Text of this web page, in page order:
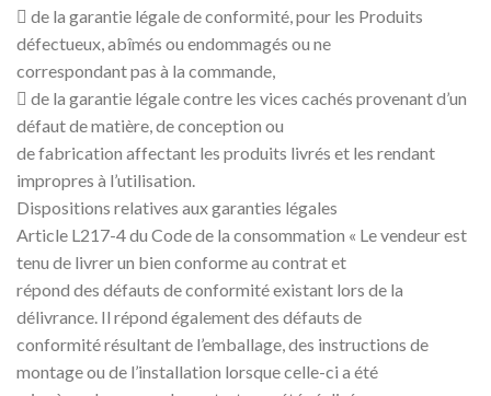
 de la garantie légale de conformité, pour les Produits
défectueux, abîmés ou endommagés ou ne
correspondant pas à la commande,
 de la garantie légale contre les vices cachés provenant d’un
défaut de matière, de conception ou
de fabrication affectant les produits livrés et les rendant
impropres à l’utilisation.
Dispositions relatives aux garanties légales
Article L217-4 du Code de la consommation « Le vendeur est
tenu de livrer un bien conforme au contrat et
répond des défauts de conformité existant lors de la
délivrance. Il répond également des défauts de
conformité résultant de l’emballage, des instructions de
montage ou de l’installation lorsque celle-ci a été